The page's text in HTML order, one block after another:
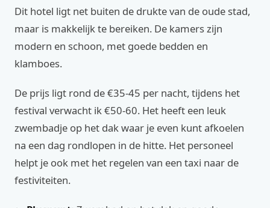
Dit hotel ligt net buiten de drukte van de oude stad,
maar is makkelijk te bereiken. De kamers zijn
modern en schoon, met goede bedden en
klamboes.
De prijs ligt rond de €35-45 per nacht, tijdens het
festival verwacht ik €50-60. Het heeft een leuk
zwembadje op het dak waar je even kunt afkoelen
na een dag rondlopen in de hitte. Het personeel
helpt je ook met het regelen van een taxi naar de
festiviteiten.